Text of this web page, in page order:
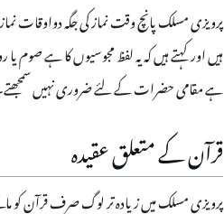
پرویزی مسلک پانچ وقت نماز کی جگہ دواوقات
ہیں اور کہتے ہیں کہ یہ لفظ مجوسیوں کا ہے
ہے مقامی حضرات کے لئے ضروری نہیں
قرآن کے متعلق عقیدہ
پرویزی مسلک میں زیادہ تر لوگ صرف قرآن کو